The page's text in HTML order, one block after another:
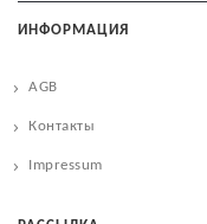
ИНФОРМАЦИЯ
AGB
Контакты
Impressum